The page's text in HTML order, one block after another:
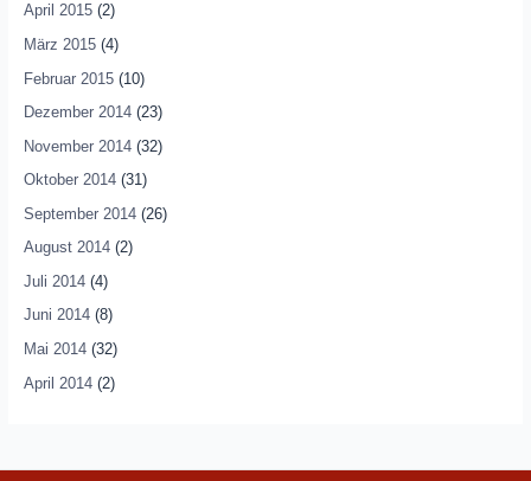
April 2015(2)
März 2015(4)
Februar 2015(10)
Dezember 2014(23)
November 2014(32)
Oktober 2014(31)
September 2014(26)
August 2014(2)
Juli 2014(4)
Juni 2014(8)
Mai 2014(32)
April 2014(2)